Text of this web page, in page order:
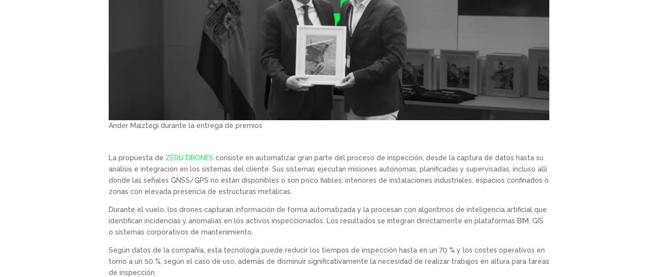
Ander Maiztegi durante la entrega de premios
La propuesta de ZERU DRONES consiste en automatizar gran parte del proceso de inspección, desde la captura de datos hasta su
análisis e integración en los sistemas del cliente. Sus sistemas ejecutan misiones autónomas, planificadas y supervisadas, incluso allí
donde las señales GNSS/GPS no están disponibles o son poco fiables: interiores de instalaciones industriales, espacios confinados o
zonas con elevada presencia de estructuras metálicas.
Durante el vuelo, los drones capturan información de forma automatizada y la procesan con algoritmos de inteligencia artificial que
identifican incidencias y anomalías en los activos inspeccionados. Los resultados se integran directamente en plataformas BIM, GIS
o sistemas corporativos de mantenimiento.
Según datos de la compañía, esta tecnología puede reducir los tiempos de inspección hasta en un 70 % y los costes operativos en
torno a un 50 %, según el caso de uso, además de disminuir significativamente la necesidad de realizar trabajos en altura para tareas
de inspección.